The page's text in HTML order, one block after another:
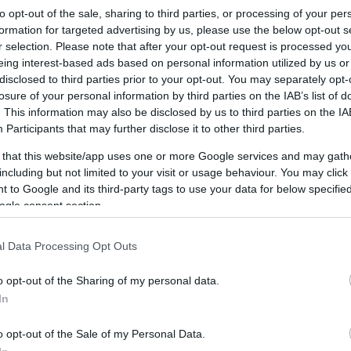
opt-out of the sale, sharing to third parties, or processing of your
for targeted advertising by us, please use the below opt-out
selection. Please note that after your opt-out request is processed
interest-based ads based on personal information utilized by us
to third parties prior to your opt-out. You may separately
of your personal information by third parties on the IAB’s list of
This information may also be disclosed by us to third parties on the
Participants that may further disclose it to other third parties.
that this website/app uses one or more Google services and may
but not limited to your visit or usage behaviour. You may
to Google and its third-party tags to use your data for below
consent section.
Data Processing Opt Outs
opt-out of the Sharing of my personal data.
opt-out of the Sale of my Personal Data.
AUGUSZTUS
BY: KÁLMÁN IMRE EMLÉKHÁZ 2026. AUG 02.
Tetszik 0
2026.06.03-06.08.